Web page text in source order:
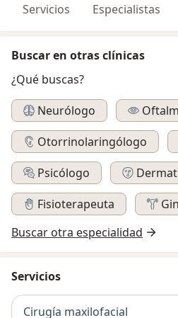
Servicios Especialistas
Buscar en otras clínicas
¿Qué buscas?
Neurólogo
Otorrinolaringólogo
Psicólogo
Fisioterapeuta
Buscar otra especialidad
Servicios
Cirugía maxilofacial